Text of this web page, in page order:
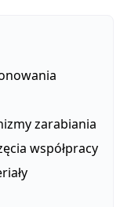
zarabiania
współpracy